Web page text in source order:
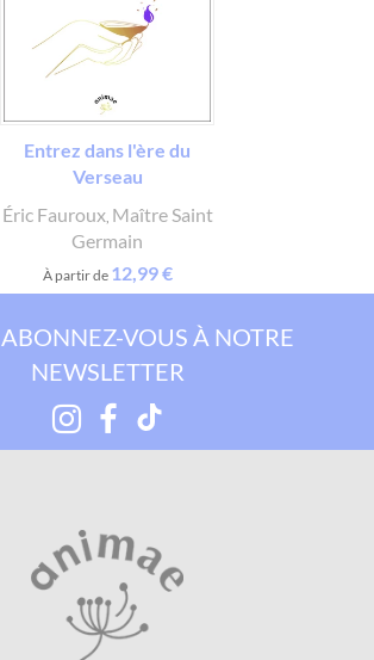
Entrez dans l'ère du
Verseau
Éric Fauroux, Maître Saint
Germain
À partir de 12,99 €
ABONNEZ-VOUS À NOTRE
NEWSLETTER